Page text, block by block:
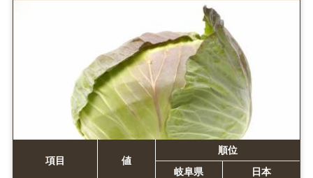
項目 値
順位
岐阜県
日本